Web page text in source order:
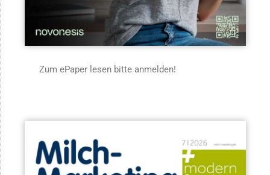
Zum ePaper lesen bitte anmelden!